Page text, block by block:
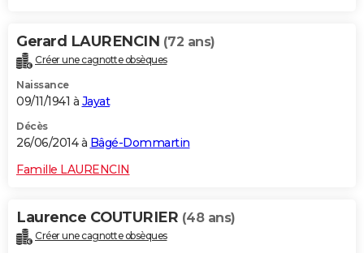
Gerard LAURENCIN (72 ans)
Créer une cagnotte obsèques
Naissance
09/11/1941 à Jayat
Décès
26/06/2014 à Bâgé-Dommartin
Famille LAURENCIN
Laurence COUTURIER (48 ans)
Créer une cagnotte obsèques